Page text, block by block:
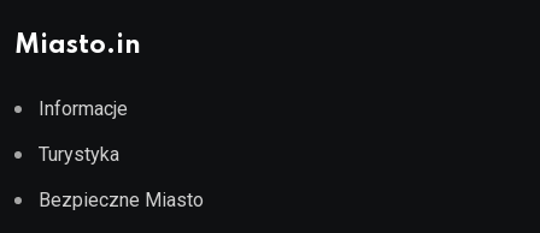
Miasto.in
Informacje
Turystyka
Bezpieczne Miasto